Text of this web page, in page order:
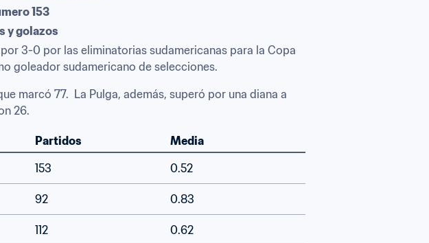
153
y golazos
3-0 por las eliminatorias sudamericanas para la Copa
goleador sudamericano de selecciones.
marcó 77.  La Pulga, además, superó por una diana a
26.
Partidos
Media
153 0.52
92 0.83
112 0.62